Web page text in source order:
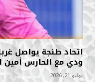
اتحاد طنجة يواصل
ودي مع الحارس أمين
يوليو 21, 2026